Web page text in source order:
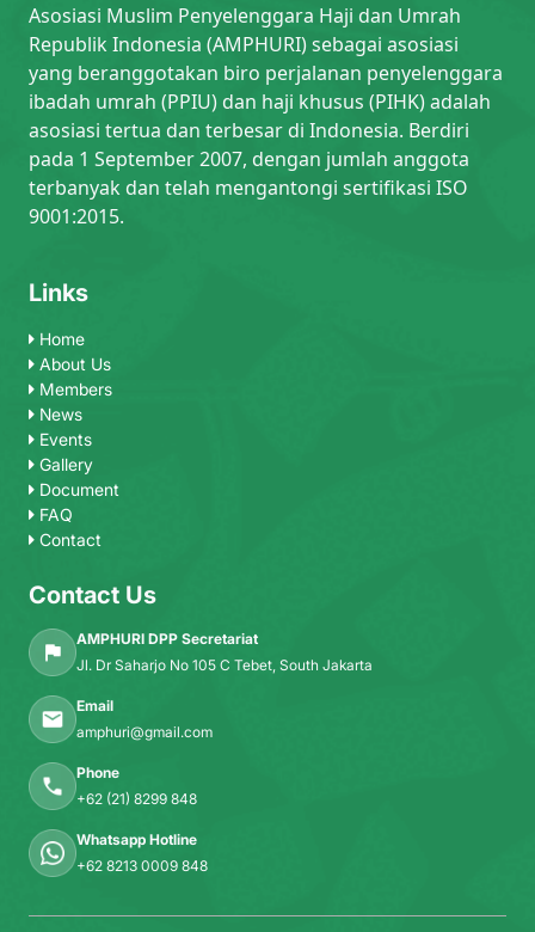
Asosiasi Muslim Penyelenggara Haji dan Umrah
Republik Indonesia (AMPHURI) sebagai asosiasi
yang beranggotakan biro perjalanan penyelenggara
ibadah umrah (PPIU) dan haji khusus (PIHK) adalah
asosiasi tertua dan terbesar di Indonesia. Berdiri
pada 1 September 2007, dengan jumlah anggota
terbanyak dan telah mengantongi sertifikasi ISO
9001:2015.
Links
Home
About Us
Members
News
Events
Gallery
Document
FAQ
Contact
Contact Us
AMPHURI DPP Secretariat
Jl. Dr Saharjo No 105 C Tebet, South Jakarta
Email
amphuri@gmail.com
Phone
+62 (21) 8299 848
Whatsapp Hotline
+62 8213 0009 848